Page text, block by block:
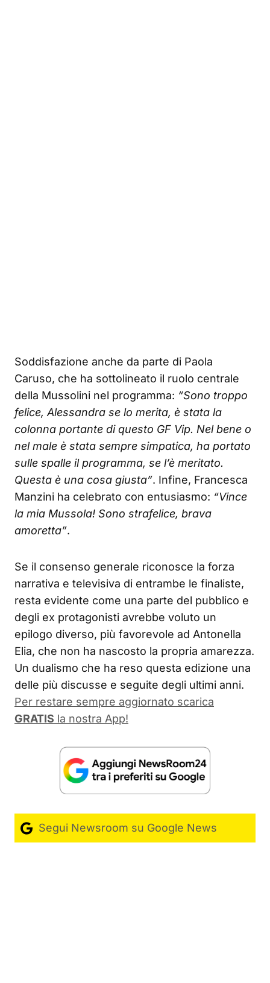
Soddisfazione anche da parte di Paola
Caruso, che ha sottolineato il ruolo centrale
della Mussolini nel programma: “Sono troppo
felice, Alessandra se lo merita, è stata la
colonna portante di questo GF Vip. Nel bene o
nel male è stata sempre simpatica, ha portato
sulle spalle il programma, se l’è meritato.
Questa è una cosa giusta”. Infine, Francesca
Manzini ha celebrato con entusiasmo: “Vince
la mia Mussola! Sono strafelice, brava
amoretta”.
Se il consenso generale riconosce la forza
narrativa e televisiva di entrambe le finaliste,
resta evidente come una parte del pubblico e
degli ex protagonisti avrebbe voluto un
epilogo diverso, più favorevole ad Antonella
Elia, che non ha nascosto la propria amarezza.
Un dualismo che ha reso questa edizione una
delle più discusse e seguite degli ultimi anni.
Per restare sempre aggiornato scarica
GRATIS la nostra App!
Segui Newsroom su Google News